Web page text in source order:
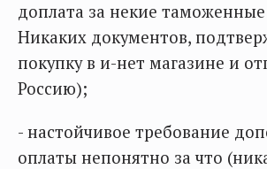
доплата за некие
Никаких документов,
покупку в и-нет магазине и
Россию);
- настойчивое требование
оплаты непонятно за что